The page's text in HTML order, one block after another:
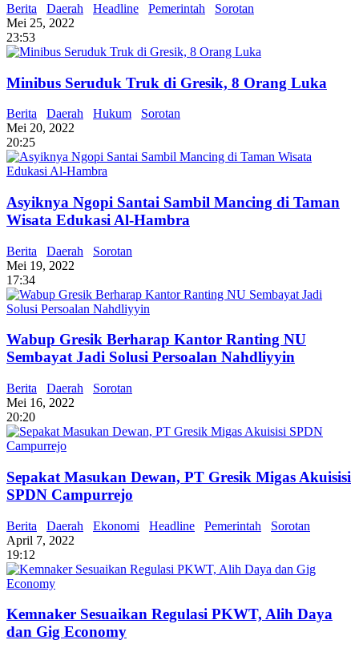
Berita Daerah Headline Pemerintah
Sorotan
Mei 25, 2022
23:53
Minibus Seruduk Truk di Gresik, 8 Orang Luka
Berita Daerah Hukum
Sorotan
Mei 20, 2022
20:25
Asyiknya Ngopi Santai Sambil Mancing di Taman
Wisata Edukasi Al-Hambra
Berita Daerah
Sorotan
Mei 19, 2022
17:34
Wabup Gresik Berharap Kantor Ranting NU
Sembayat Jadi Solusi Persoalan Nahdliyyin
Berita Daerah
Sorotan
Mei 16, 2022
20:20
Sepakat Masukan Dewan, PT Gresik Migas Akuisisi
SPDN Campurrejo
Berita Daerah Ekonomi Headline Pemerintah
Sorotan
April 7, 2022
19:12
Kemnaker Sesuaikan Regulasi PKWT, Alih Daya
dan Gig Economy